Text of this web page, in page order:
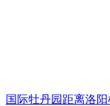
国际牡丹园距离洛